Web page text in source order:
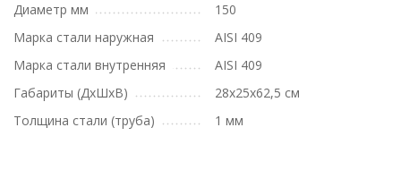
Диаметр мм
150
Марка стали наружная
AISI 409
Марка стали внутренняя
AISI 409
Габариты (ДхШхВ)
28х25х62,5 см
Толщина стали (труба)
1 мм